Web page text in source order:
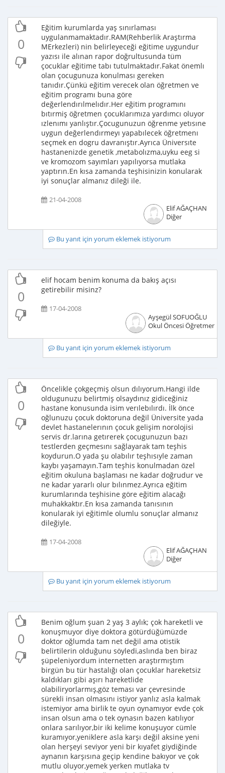
0
Eğitim kurumlarda yaş sınırlaması
uygulanmamaktadır.RAM(Rehberlik Araştırma
MErkezleri) nin belirleyeceği eğitime uygundur
yazısı ile alınan rapor doğrultusunda tüm
çocuklar eğitime tabı tutulmaktadır.Fakat önemlı
olan çocugunuza konulması gereken
tanıdır.Çünkü eğitim verecek olan öğretmen ve
eğitim programı buna göre
değerlendırılmelıdır.Her eğitim programını
bıtırmiş öğretmen çocuklarımıza yardımcı oluyor
ızlenımı yanlıştır.Çocugunuzun öğrenme yetısıne
uygun değerlendırmeyı yapabılecek öğretmenı
seçmek en dogru davranıştır.Ayrıca Üniversıte
hastanenizde genetik ,metabolızma,uyku eeg si
ve kromozom sayımları yapılıyorsa mutlaka
yaptırın.En kısa zamanda teşhisinizin konularak
iyi sonuçlar almanız dileği ile.
21-04-2008
Elif AĞAÇHAN
Diğer
Bu yanıt için yorum eklemek istiyorum
0
elif hocam benim konuma da bakış açısı
getirebilir misinz?
17-04-2008
Ayşegül SOFUOĞLU
Okul Öncesi Öğretmeni
Bu yanıt için yorum eklemek istiyorum
0
Öncelikle çokgeçmiş olsun dılıyorum.Hangi ilde
oldugunuzu belirtmiş olsaydınız gidiceğiniz
hastane konusunda isim verılebılırdı. İlk önce
oğlunuzu çocuk doktoruna değil Üniversite yada
devlet hastanelerının çocuk gelişim norolojisi
servis dr.larına getırerek çocugunuzun bazı
testlerden geçmesını sağlayarak tam teşhis
koydurun.O yada şu olabılır teşhısıyle zaman
kaybı yaşamayın.Tam teşhis konulmadan özel
eğitim okuluna başlaması ne kadar doğrudur ve
ne kadar yararlı olur bılınmez.Ayrıca eğitim
kurumlarında teşhisine göre eğitim alacağı
muhakkaktır.En kısa zamanda tanısının
konularak iyi eğitimle olumlu sonuçlar almanız
dileğiyle.
17-04-2008
Elif AĞAÇHAN
Diğer
Bu yanıt için yorum eklemek istiyorum
0
Benim oğlum şuan 2 yaş 3 aylık; çok hareketli ve
konuşmuyor diye doktora götürdüğümüzde
doktor oğlumda tam net değil ama otistik
belirtilerin olduğunu söyledi,aslında ben biraz
şüpeleniyordum internetten araştırmıştım
birgün bu tür hastalığı olan çocuklar hareketsiz
kaldıkları gibi aşırı hareketlide
olabiliryorlarmış,göz teması var çevresinde
sürekli insan olmasını istiyor yanlız asla kalmak
istemiyor ama birlik te oyun oynamıyor evde çok
insan olsun ama o tek oynasın bazen katılıyor
onlara sarılıyor,bir iki kelime konuşuyor cümle
kuramıyor,yeniklere asla karşı değil aksine yeni
olan herşeyi seviyor yeni bir kıyafet giydiğinde
aynanın karşısına geçip kendine bakıyor ve çok
mutlu oluyor,yemek yerken mutlaka tv